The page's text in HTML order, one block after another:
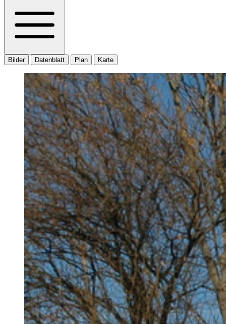
Bilder Datenblatt Plan Karte